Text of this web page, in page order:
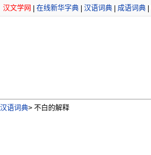
汉文学网 在线新华字典 汉语词典 成语词典
汉语词典> 不白的解释